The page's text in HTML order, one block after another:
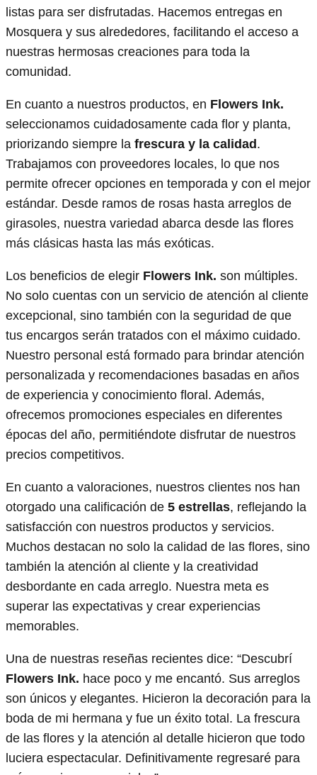
listas para ser disfrutadas. Hacemos entregas en
Mosquera y sus alrededores, facilitando el acceso a
nuestras hermosas creaciones para toda la
comunidad.
En cuanto a nuestros productos, en Flowers Ink.
seleccionamos cuidadosamente cada flor y planta,
priorizando siempre la frescura y la calidad.
Trabajamos con proveedores locales, lo que nos
permite ofrecer opciones en temporada y con el mejor
estándar. Desde ramos de rosas hasta arreglos de
girasoles, nuestra variedad abarca desde las flores
más clásicas hasta las más exóticas.
Los beneficios de elegir Flowers Ink. son múltiples.
No solo cuentas con un servicio de atención al cliente
excepcional, sino también con la seguridad de que
tus encargos serán tratados con el máximo cuidado.
Nuestro personal está formado para brindar atención
personalizada y recomendaciones basadas en años
de experiencia y conocimiento floral. Además,
ofrecemos promociones especiales en diferentes
épocas del año, permitiéndote disfrutar de nuestros
precios competitivos.
En cuanto a valoraciones, nuestros clientes nos han
otorgado una calificación de 5 estrellas, reflejando la
satisfacción con nuestros productos y servicios.
Muchos destacan no solo la calidad de las flores, sino
también la atención al cliente y la creatividad
desbordante en cada arreglo. Nuestra meta es
superar las expectativas y crear experiencias
memorables.
Una de nuestras reseñas recientes dice: “Descubrí
Flowers Ink. hace poco y me encantó. Sus arreglos
son únicos y elegantes. Hicieron la decoración para la
boda de mi hermana y fue un éxito total. La frescura
de las flores y la atención al detalle hicieron que todo
luciera espectacular. Definitivamente regresaré para